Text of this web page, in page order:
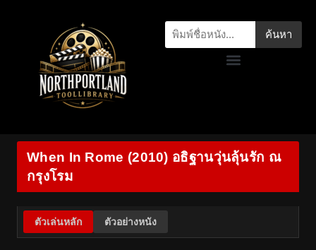
ค้นหา
When In Rome (2010) อธิฐานวุ่นลุ้นรัก ณ
กรุงโรม
ตัวเล่นหลัก ตัวอย่างหนัง